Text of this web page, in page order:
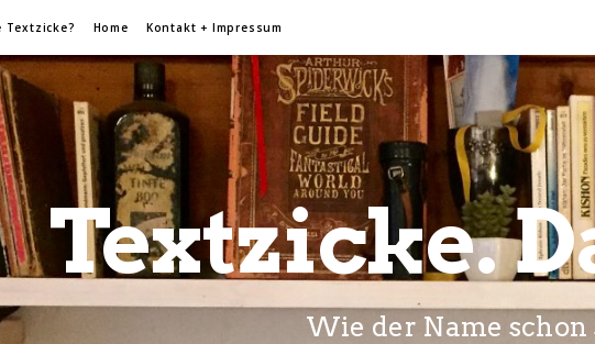
Textzicke? Home Kontakt + Impressum
Textzicke.
Wie der Name schon